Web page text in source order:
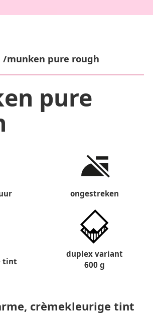
pure
munken pure rough
ongestreken
tint
duplex variant
600 g
crèmekleurige tint